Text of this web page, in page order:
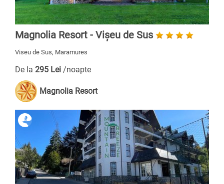
Magnolia Resort - Vișeu de Sus
Viseu de Sus, Maramures
De la 295 Lei /noapte
Magnolia Resort